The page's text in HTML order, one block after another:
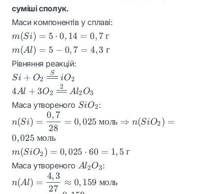
суміші сполук.
Маси компонентів у сплаві:
m(Si)
= 5
\cdot
0,14
= 0,7
\text{
г}
m(Si) = 5 ⋅ 0, 14 = 0, 7 г
m(Al)
= 5 -
0,7 =
4,3
\text{
г}
m(Al) = 5 − 0, 7 = 4,3 г
Рівняння реакцій:
Si + O_2
\xlongequal
SiO_2
Si + O2
S iO2
4Al + 3O_2
\xlongequal
2Al_2O_3
4Al + 3O2
2
Al2 O3
Маса утвореного SiO_2
SiO2:
n(Si) =
\dfrac{0,7}
{28} =
0,025 \text{
моль}
\Rightarrow
n(SiO_2) =
n(Si) =
28
0, 7
= 0,025 моль ⇒ n(SiO2) =
0,025 моль
m(SiO_2)
= 0,025
\cdot 60
= 1,5
m(SiO2 ) = 0,025 ⋅ 60 = 1, 5 г
Маса утвореного Al_2O_3
Al2O3:
n(Al) =
\dfrac{4,3}
n(Al) =
27
4,3
≈ 0, 159 моль